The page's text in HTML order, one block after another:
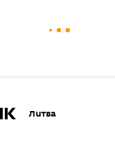
Литва